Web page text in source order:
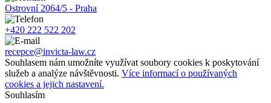
Ostrovní 2064/5 - Praha
+420 222 522 202
recepce@invicta-law.cz
Souhlasem nám umožníte využívat soubory cookies k poskytování
služeb a analýze návštěvnosti. Více informací o používaných
cookies a jejich nastavení.
Souhlasím